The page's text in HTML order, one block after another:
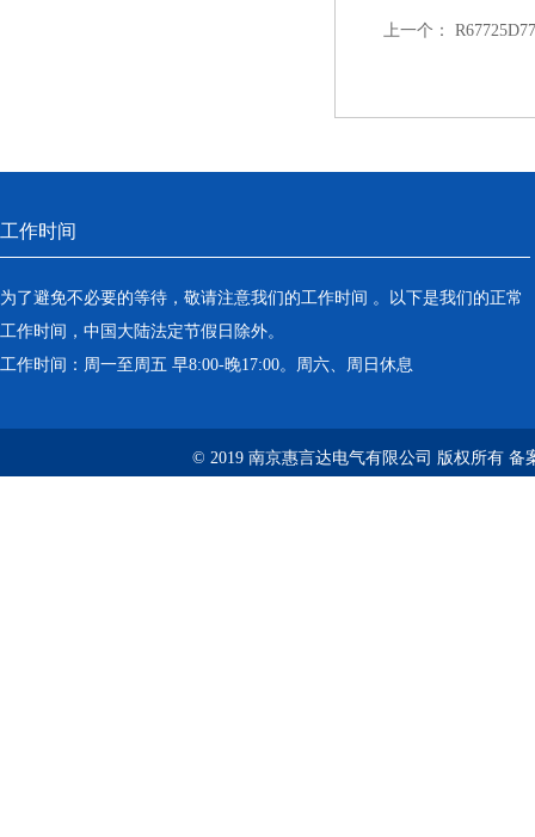
上一个：
工作时间
为了避免不必要的等待，敬请注意我们的工作时间 。以下是我们的正常
工作时间，中国大陆法定节假日除外。
工作时间：周一至周五 早8:00-晚17:00。周六、周日休息
© 2019 南京惠言达电气有限公司 版权所有 备